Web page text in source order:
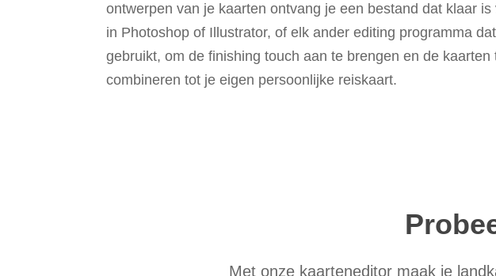
ontwerpen van je kaarten ontvang je een bestand dat klaar is
in Photoshop of Illustrator, of elk ander editing programma
gebruikt, om de finishing touch aan te brengen en de kaarten
combineren tot je eigen persoonlijke reiskaart.
Met onze kaarteneditor maak je